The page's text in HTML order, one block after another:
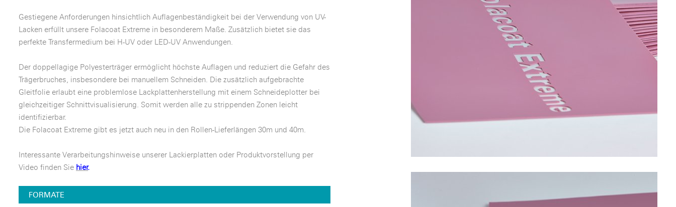
Gestiegene Anforderungen hinsichtlich Auflagenbeständigkeit bei der Verwendung von UV-
Lacken erfüllt unsere Folacoat Extreme in besonderem Maße. Zusätzlich bietet sie das
perfekte Transfermedium bei H-UV oder LED-UV Anwendungen.
Der doppellagige Polyesterträger ermöglicht höchste Auflagen und reduziert die Gefahr des
Trägerbruches, insbesondere bei manuellem Schneiden. Die zusätzlich aufgebrachte
Gleitfolie erlaubt eine problemlose Lackplattenherstellung mit einem Schneideplotter bei
gleichzeitiger Schnittvisualisierung. Somit werden alle zu strippenden Zonen leicht
identifizierbar.
Die Folacoat Extreme gibt es jetzt auch neu in den Rollen-Lieferlängen 30m und 40m.
Interessante Verarbeitungshinweise unserer Lackierplatten oder Produktvorstellung per
Video finden Sie hier.
FORMATE